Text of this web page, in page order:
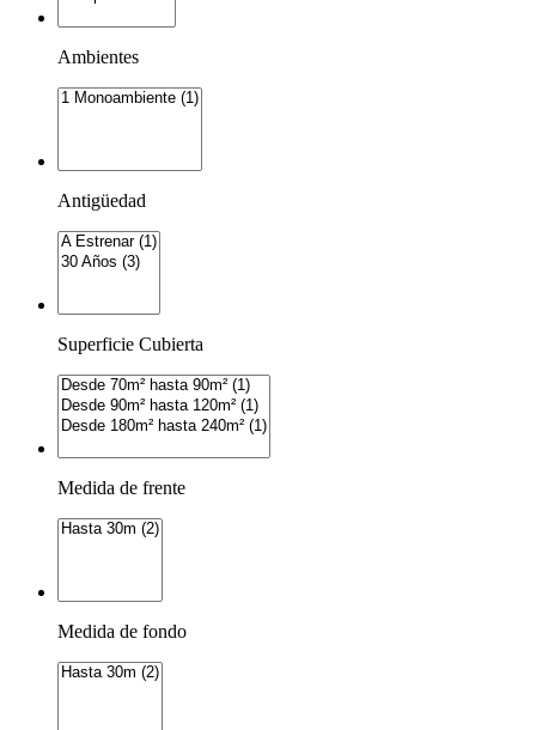
Ambientes
Antigüedad
Superficie Cubierta
Medida de frente
Medida de fondo